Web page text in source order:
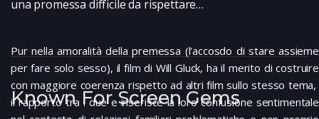
una promessa difficile da rispettare…
Pur nella amoralità della premessa (l'accosdo di stare assieme
per fare solo sesso), il film di Will Gluck, ha il merito di costruire
con maggiore coerenza rispetto ad altri film sullo stesso tema,
il rapporto tra i due e inserisce la loro confusione sentimentale
Known For Screen Gems